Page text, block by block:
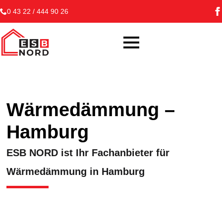
0 43 22 / 444 90 26
Wärmedämmung –
Hamburg
ESB NORD ist Ihr Fachanbieter für
Wärmedämmung in Hamburg